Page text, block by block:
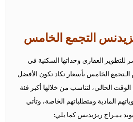
التجمع الخامس
العقاري وحداتها السكنية في
الـتجمع الخامس بأسعار تكاد تكون الأفضل
الحالي، لتناسب من خلالها أكبر فئة
المادية ومتطلباتهم الخاصة، وتأتي
بـيـراج ريزيدنس كما يلي: